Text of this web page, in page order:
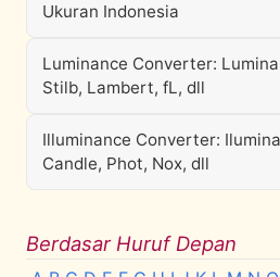
Ukuran Indonesia
Luminance Converter:
Stilb, Lambert, fL, dll
Illuminance Converter:
Candle, Phot, Nox, dll
Berdasar Huruf Depan